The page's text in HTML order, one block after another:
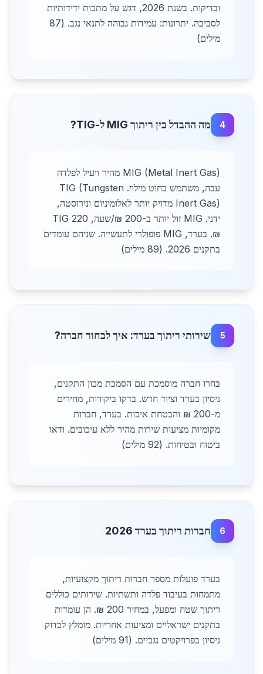
ובדיקות. בשנת 2026, דגש על מתכות ידידותיות
לסביבה. יתרונות: עמידות גבוהה לתנאי נגב. (87
מילים)
4 מה ההבדל בין ריתוך MIG ל-TIG?
MIG (Metal Inert Gas) מהיר ויעיל לפלדה
עבה, משתמש בחוט מילוי. TIG (Tungsten
Inert Gas) מדויק יותר לאלומיניום ונירוסטה,
ידני. MIG זול יותר ב-200 ₪/שעה, TIG 220
₪. בערד, MIG פופולרי לתעשייה. שניהם עומדים
בתקנים 2026. (89 מילים)
5 שירותי ריתוך בערד: איך לבחור חברה?
בחרו חברה מוסמכת עם הסמכת מכון התקנים,
ניסיון בערד וציוד חדש. בדקו ביקורות, מחירים
מ-200 ₪ והבטחת איכות. בערד, חברות
מקומיות מציעות שירות מהיר ללא עיכובים. ודאו
ביטוח ובטיחות. (92 מילים)
6 חברות ריתוך בערד 2026
בערד פועלות מספר חברות ריתוך מקצועיות,
מתמחות בעיבוד פלדה ותשתיות. שירותים כוללים
ריתוך שטח ומפעל, במחיר 200 ₪. הן עומדות
בתקנים ישראליים ומציעות אחריות. מומלץ לבדוק
ניסיון בפרויקטים נגביים. (91 מילים)